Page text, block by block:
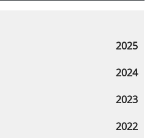
2025
2024
2023
2022